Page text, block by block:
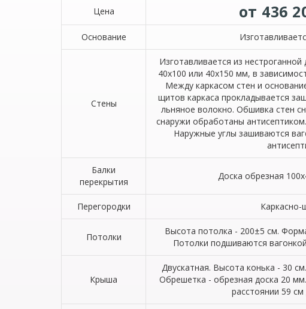
Цена от 436
Основание
Стены
Изготавливается из
40х100 или 40х150 мм, в
Между каркасом стен и
щитов каркаса прокладывается
льняное волокно. Обшивка стен
снаружи обработаны
Наружные углы зашиваются
Балки
перекрытия
Доска обрезная
Перегородки
Потолки
Высота потолка - 200±5 см.
Потолки подшиваются
Крыша
Двускатная. Высота конька - 30
Обрешетка - обрезная доска 20
расстоянии 59 см